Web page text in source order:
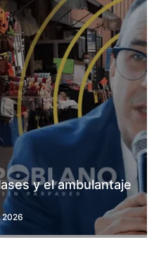
y el ambulantaje
2026